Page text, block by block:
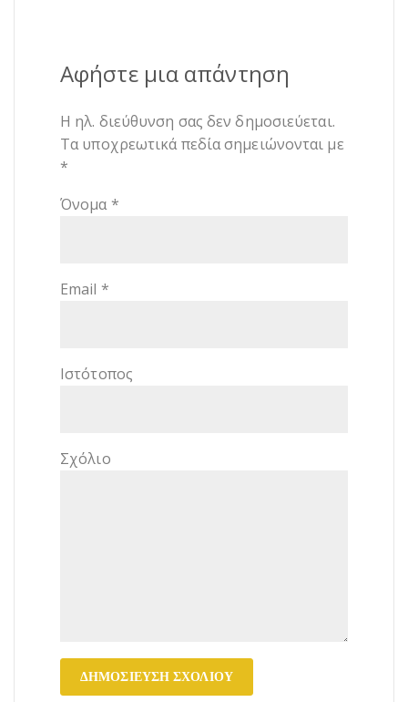
Αφήστε μια απάντηση
Η ηλ. διεύθυνση σας δεν δημοσιεύεται.
Τα υποχρεωτικά πεδία σημειώνονται με
*
Όνομα *
Email *
Ιστότοπος
Σχόλιο